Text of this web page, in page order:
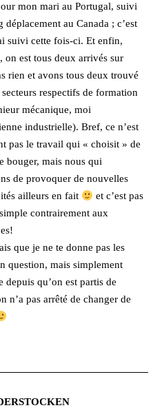
mon mari au Portugal, suivi
déplacement au Canada ; c’est
suivi cette fois-ci. Et enfin,
on est tous deux arrivés sur
rien et avons tous deux trouvé
secteurs respectifs de formation
mécanique, moi
industrielle). Bref, ce n’est
pas le travail qui « choisit » de
bouger, mais nous qui
de provoquer de nouvelles
ailleurs en fait
et c’est pas
contrairement aux
que je ne te donne pas les
question, mais simplement
depuis qu’on est partis de
n’a pas arrêté de changer de